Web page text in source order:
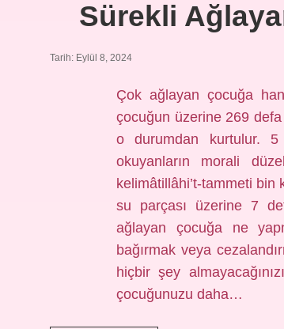
Sürekli
Tarih: Eylül 8, 2024
Çok ağlayan çocuğa
çocuğun üzerine 269
o durumdan kurtulur.
okuyanların morali
kelimâtillâhi’t-tammeti
su parçası üzerine 7
ağlayan çocuğa ne
bağırmak veya
hiçbir şey
çocuğunuzu daha…